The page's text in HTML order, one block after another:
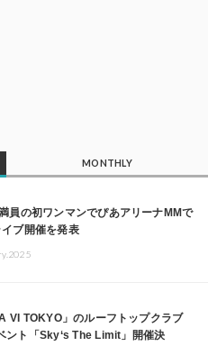
MONTHLY
員の初ワンマンでぴあアリーナMMで
ブ開催を発表
VI TOKYO」のルーフトップクラブ
ント「Sky‘s The Limit」開催決